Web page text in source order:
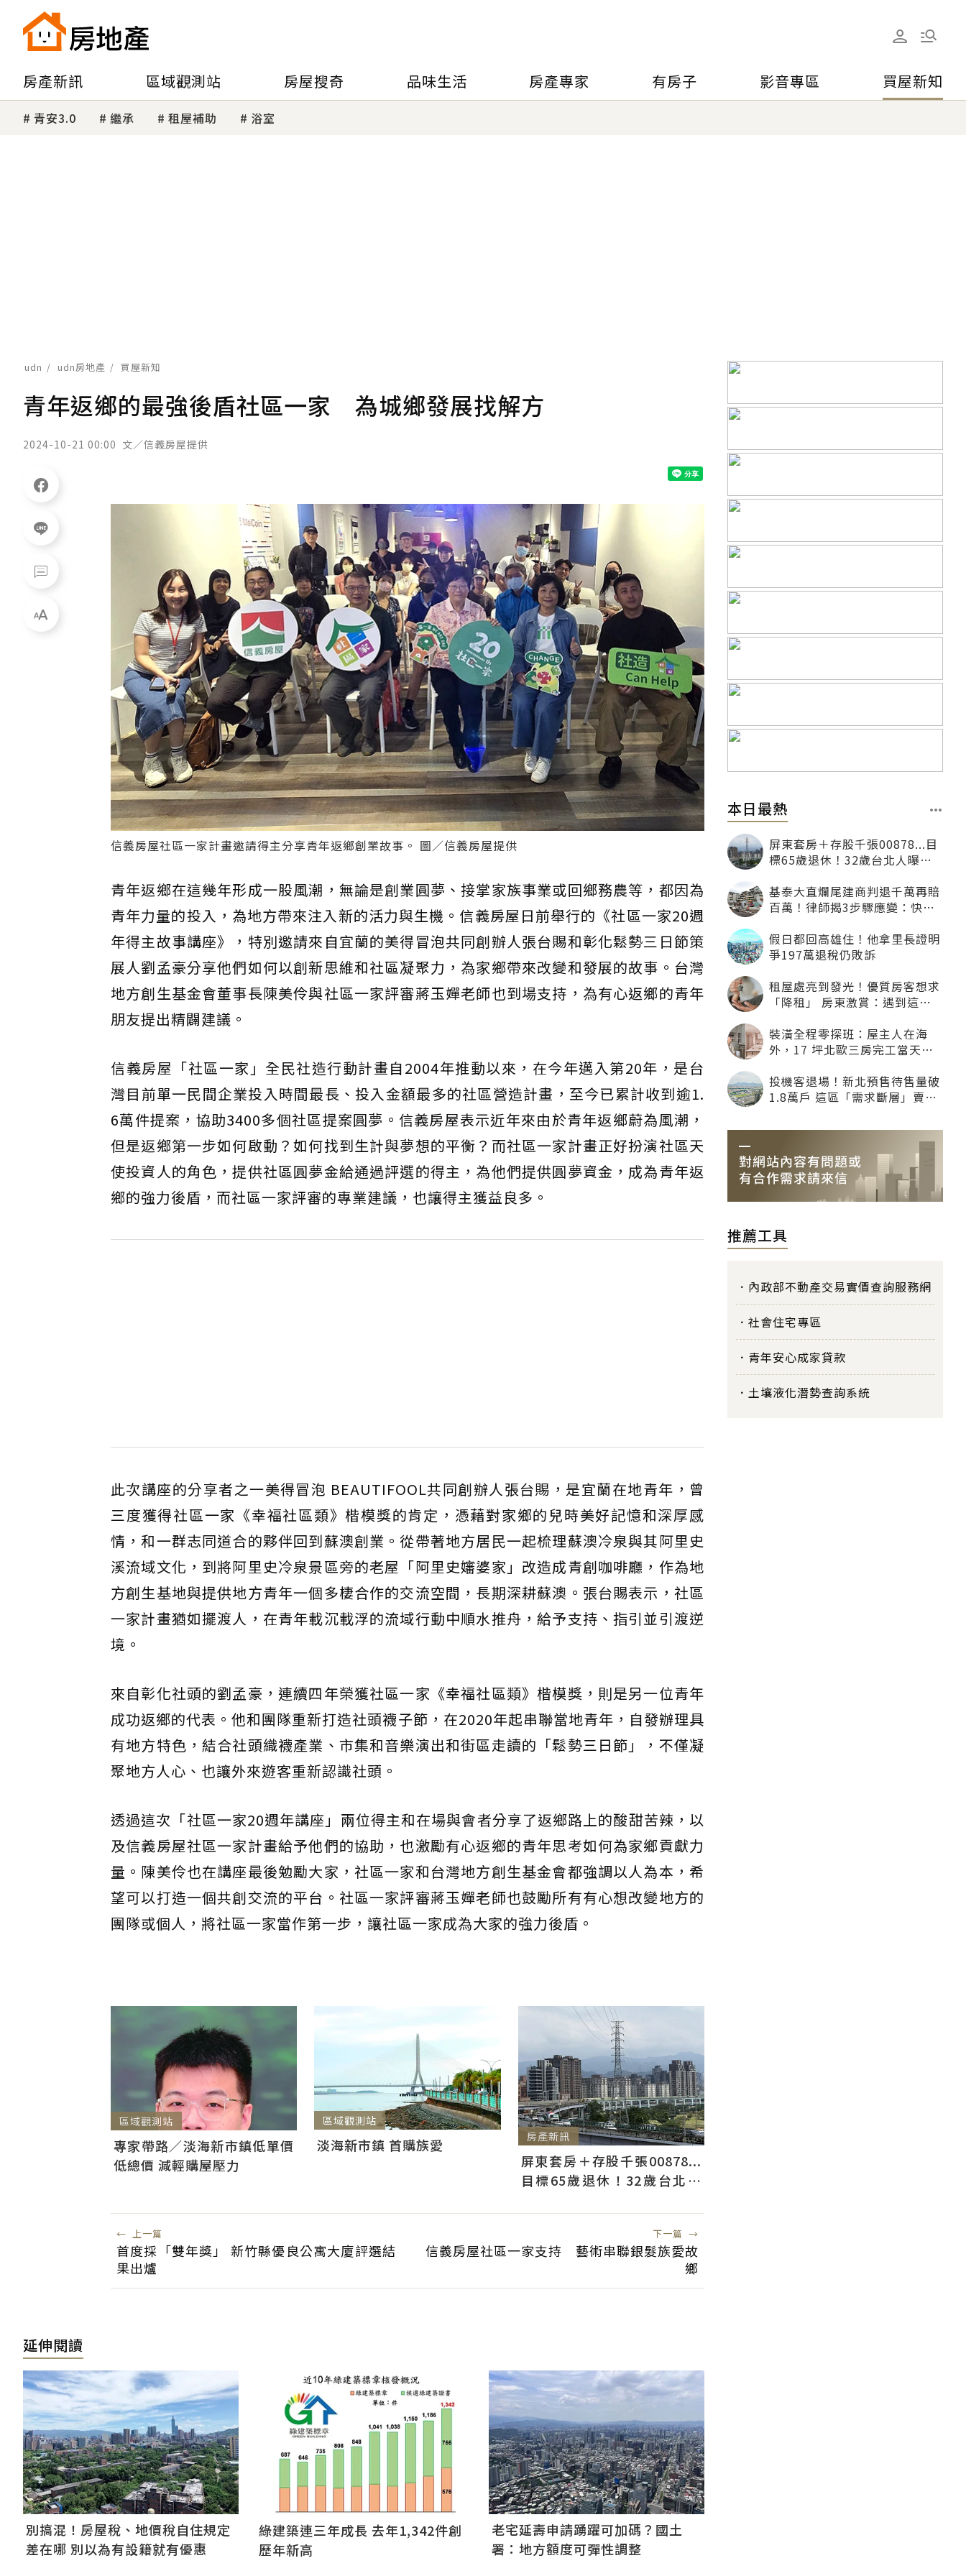
房產新訊 區域觀測站 房屋搜奇 品味生活 房產專家 有房子 影音專區 買屋新知
青安3.0 繼承 租屋補助 浴室
udn udn房地產 買屋新知
青年返鄉的最強後盾社區一家 為城鄉發展找解方
2024-10-21 00:00 文／信義房屋提供
信義房屋社區一家計畫邀請得主分享青年返鄉創業故事。 圖／信義房屋提供
青年返鄉在這幾年形成一股風潮，無論是創業圓夢、接掌家族事業或回鄉務農等，都因為
青年力量的投入，為地方帶來注入新的活力與生機。信義房屋日前舉行的《社區一家20週
年得主故事講座》，特別邀請來自宜蘭的美得冒泡共同創辦人張台賜和彰化鬆勢三日節策
展人劉孟豪分享他們如何以創新思維和社區凝聚力，為家鄉帶來改變和發展的故事。台灣
地方創生基金會董事長陳美伶與社區一家評審蔣玉嬋老師也到場支持，為有心返鄉的青年
朋友提出精闢建議。
信義房屋「社區一家」全民社造行動計畫自2004年推動以來，在今年邁入第20年，是台
灣目前單一民間企業投入時間最長、投入金額最多的社區營造計畫，至今已累計收到逾1.
6萬件提案，協助3400多個社區提案圓夢。信義房屋表示近年來由於青年返鄉蔚為風潮，
但是返鄉第一步如何啟動？如何找到生計與夢想的平衡？而社區一家計畫正好扮演社區天
使投資人的角色，提供社區圓夢金給通過評選的得主，為他們提供圓夢資金，成為青年返
鄉的強力後盾，而社區一家評審的專業建議，也讓得主獲益良多。
此次講座的分享者之一美得冒泡 BEAUTIFOOL共同創辦人張台賜，是宜蘭在地青年，曾
三度獲得社區一家《幸福社區類》楷模獎的肯定，憑藉對家鄉的兒時美好記憶和深厚感
情，和一群志同道合的夥伴回到蘇澳創業。從帶著地方居民一起梳理蘇澳冷泉與其阿里史
溪流域文化，到將阿里史冷泉景區旁的老屋「阿里史嬸婆家」改造成青創咖啡廳，作為地
方創生基地與提供地方青年一個多棲合作的交流空間，長期深耕蘇澳。張台賜表示，社區
一家計畫猶如擺渡人，在青年載沉載浮的流域行動中順水推舟，給予支持、指引並引渡逆
境。
來自彰化社頭的劉孟豪，連續四年榮獲社區一家《幸福社區類》楷模獎，則是另一位青年
成功返鄉的代表。他和團隊重新打造社頭襪子節，在2020年起串聯當地青年，自發辦理具
有地方特色，結合社頭織襪產業、市集和音樂演出和街區走讀的「鬆勢三日節」，不僅凝
聚地方人心、也讓外來遊客重新認識社頭。
透過這次「社區一家20週年講座」兩位得主和在場與會者分享了返鄉路上的酸甜苦辣，以
及信義房屋社區一家計畫給予他們的協助，也激勵有心返鄉的青年思考如何為家鄉貢獻力
量。陳美伶也在講座最後勉勵大家，社區一家和台灣地方創生基金會都強調以人為本，希
望可以打造一個共創交流的平台。社區一家評審蔣玉嬋老師也鼓勵所有有心想改變地方的
團隊或個人，將社區一家當作第一步，讓社區一家成為大家的強力後盾。
區域觀測站
專家帶路／淡海新市鎮低單價
低總價 減輕購屋壓力
區域觀測站
淡海新市鎮 首購族愛 房產新訊
屏東套房＋存股千張00878...
目標65歲退休！32歲台北人
← 上一篇
首度採「雙年獎」 新竹縣優良公寓大廈評選結
果出爐
下一篇 →
信義房屋社區一家支持 藝術串聯銀髮族愛故
鄉
延伸閱讀
別搞混！房屋稅、地價稅自住規定
差在哪 別以為有設籍就有優惠
綠建築連三年成長 去年1,342件創
歷年新高
老宅延壽申請踴躍可加碼？國土
署：地方額度可彈性調整
本日最熱
屏東套房＋存股千張00878...目
標65歲退休！32歲台北人曝：
基泰大直爛尾建商判退千萬再賠
百萬！律師揭3步驟應變：快通
假日都回高雄住！他拿里長證明
爭197萬退稅仍敗訴
租屋處亮到發光！優質房客想求
「降租」 房東激賞：遇到這種
裝潢全程零探班：屋主人在海
外，17 坪北歐三房完工當天才
投機客退場！新北預售待售量破
1.8萬戶 這區「需求斷層」賣壓
推薦工具
內政部不動產交易實價查詢服務網
社會住宅專區
青年安心成家貸款
土壤液化潛勢查詢系統